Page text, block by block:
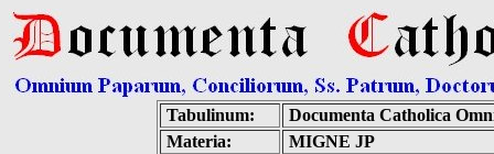
Tabulinum:
Documenta Catholica
Materia:
MIGNE JP